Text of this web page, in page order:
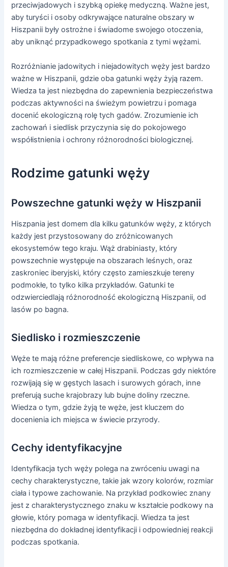
przeciwjadowych i szybką opiekę medyczną. Ważne jest,
aby turyści i osoby odkrywające naturalne obszary w
Hiszpanii były ostrożne i świadome swojego otoczenia,
aby uniknąć przypadkowego spotkania z tymi wężami.
Rozróżnianie jadowitych i niejadowitych węży jest bardzo
ważne w Hiszpanii, gdzie oba gatunki węży żyją razem.
Wiedza ta jest niezbędna do zapewnienia bezpieczeństwa
podczas aktywności na świeżym powietrzu i pomaga
docenić ekologiczną rolę tych gadów. Zrozumienie ich
zachowań i siedlisk przyczynia się do pokojowego
współistnienia i ochrony różnorodności biologicznej.
Rodzime gatunki węży
Powszechne gatunki węży w Hiszpanii
Hiszpania jest domem dla kilku gatunków węży, z których
każdy jest przystosowany do zróżnicowanych
ekosystemów tego kraju. Wąż drabiniasty, który
powszechnie występuje na obszarach leśnych, oraz
zaskroniec iberyjski, który często zamieszkuje tereny
podmokłe, to tylko kilka przykładów. Gatunki te
odzwierciedlają różnorodność ekologiczną Hiszpanii, od
lasów po bagna.
Siedlisko i rozmieszczenie
Węże te mają różne preferencje siedliskowe, co wpływa na
ich rozmieszczenie w całej Hiszpanii. Podczas gdy niektóre
rozwijają się w gęstych lasach i surowych górach, inne
preferują suche krajobrazy lub bujne doliny rzeczne.
Wiedza o tym, gdzie żyją te węże, jest kluczem do
docenienia ich miejsca w świecie przyrody.
Cechy identyfikacyjne
Identyfikacja tych węży polega na zwróceniu uwagi na
cechy charakterystyczne, takie jak wzory kolorów, rozmiar
ciała i typowe zachowanie. Na przykład podkowiec znany
jest z charakterystycznego znaku w kształcie podkowy na
głowie, który pomaga w identyfikacji. Wiedza ta jest
niezbędna do dokładnej identyfikacji i odpowiedniej reakcji
podczas spotkania.